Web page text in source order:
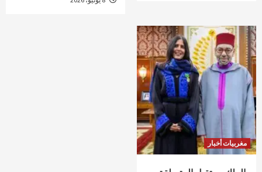
مغربيات أخبار